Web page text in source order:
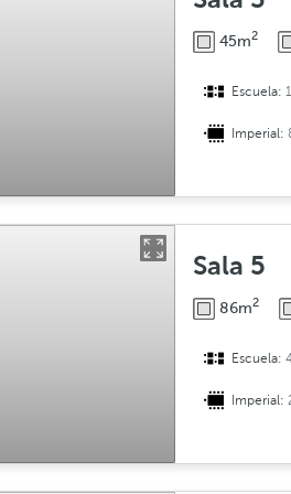
45m2
Escuela:
Imperial:
Sala 5
86m2
Escuela:
Imperial: